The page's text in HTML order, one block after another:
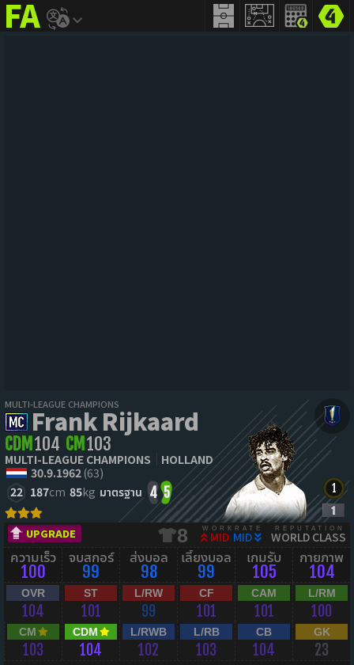
addict
MULTI-LEAGUE CHAMPIONS
Frank Rijkaard
CDM 104 CM 103
MULTI-LEAGUE CHAMPIONS
HOLLAND
30.9.1962(63)
22 187cm 85kg มาตรฐาน 4 5
UPGRADE 8 WORKRATE
MID MID
REPUTATION
WORLD CLASS
ความเร็ว
100
จบสกอร์
99
ส่งบอล
98
เลี้ยงบอล
99
เกมรับ
105
กายภาพ
104
OVR
104
ST
101
L/RW
99
CF
101
CAM
101
L/RM
100
CM
103
CDM
104
L/RWB
102
L/RB
103
CB
104
GK
23